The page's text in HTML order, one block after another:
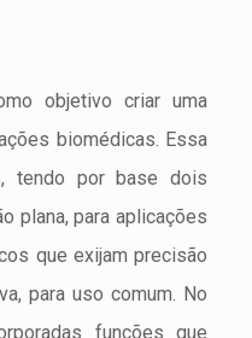
objetivo criar uma
biomédicas. Essa
tendo por base dois
plana, para aplicações
que exijam precisão
para uso comum. No
funções que